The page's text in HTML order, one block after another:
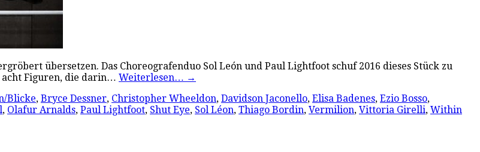
übersetzen. Das Choreografenduo Sol León und Paul Lightfoot schuf 2016 dieses Stück zu
acht Figuren, die darin… Weiterlesen… →
Blicke, Bryce Dessner, Christopher Wheeldon, Davidson Jaconello, Elisa Badenes, Ezio Bosso,
, Olafur Arnalds, Paul Lightfoot, Shut Eye, Sol Léon, Thiago Bordin, Vermilion, Vittoria Girelli, Within